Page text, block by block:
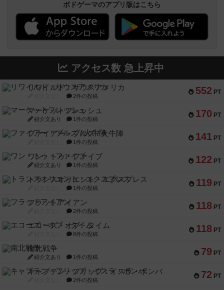
ボドゲーマのアプリ版はこちら
アクセス数 急上昇中
552 PT
リワイルド：サウスアメリカ
2件の投稿
170 PT
マーケットフレッシュ
紹介文あり 1件の投稿
141 PT
ファイアー・ブルズ / 火牛陣
1件の投稿
122 PT
ワン・トゥ・ファイブ
紹介文あり 1件の投稿
119 PT
トランスオリエント・エクスプレス
1件の投稿
118 PT
フラットアイアン
2件の投稿
118 PT
エコーズ・オブ・タイム
8件の投稿
79 PT
南北戦争
紹介文あり 1件の投稿
72 PT
キャプテン・フリップ：イスラ・ボンバ
2件の投稿